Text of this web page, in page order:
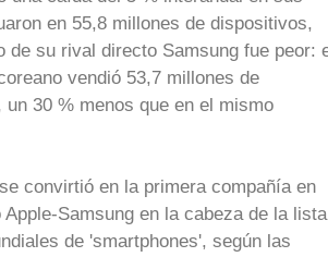
en 55,8 millones de dispositivos,
de su rival directo Samsung fue peor:
vendió 53,7 millones de
30 % menos que en el mismo
convirtió en la primera compañía en
Apple-Samsung en la cabeza de la lista
de 'smartphones', según las